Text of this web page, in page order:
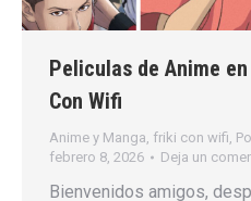
Peliculas de Anime
Con Wifi
Anime y Manga, friki con wifi,
febrero 8, 2026
Deja un
Bienvenidos amigos,